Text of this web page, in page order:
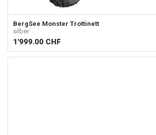
BergSee Monster Trottinett
silber
1'999.00 CHF